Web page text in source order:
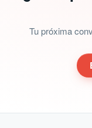
Tu próxima